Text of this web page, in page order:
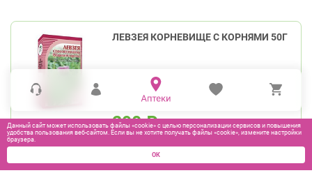
ЛЕВЗЕЯ КОРНЕВИЩЕ С КОРНЯМИ 50Г
290₽
Данный сайт может использовать файлы «cookie» с целью персонализации сервисов и повышения
удобства пользования веб-сайтом. Если вы не хотите получать файлы «cookie», измените настройки
браузера.
ОК